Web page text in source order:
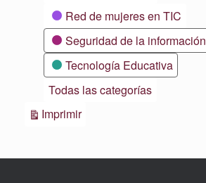
Red de mujeres en TIC
Seguridad de la información
Tecnología Educativa
Todas las categorías
ImprimirVistas